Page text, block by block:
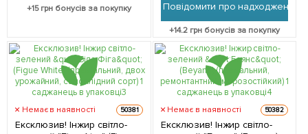
+15грн бонусів за покупку
дозрівання) 1 саджанець в
упаковці 1 саджанець в
упаковці
Повідомити про надходження
+14.2грн бонусів за покупку
Немає в наявності 50381
Ексклюзив! Інжир світло-
Немає в наявності 50382
Ексклюзив! Інжир світло-